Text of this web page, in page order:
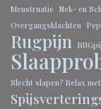
Menstruatie Nek- en
Overgangsklachten
Rugpijn
Slecht slapen? Relax